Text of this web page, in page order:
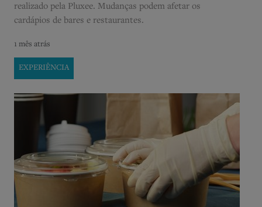
realizado pela Pluxee. Mudanças podem afetar os
cardápios de bares e restaurantes.
1 mês atrás
EXPERIÊNCIA